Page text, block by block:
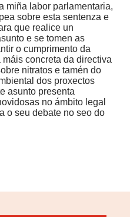
miña labor parlamentaria,
sobre esta sentenza e
que realice un
e se tomen as
o cumprimento da
concreta da directiva
nitratos e tamén do
dos proxectos
asunto presenta
no ámbito legal
o seu debate no seo do